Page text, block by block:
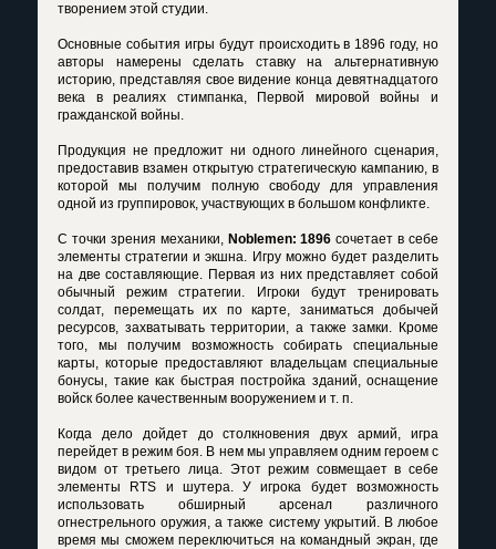
творением этой студии.
Основные события игры будут происходить в 1896 году, но
авторы намерены сделать ставку на альтернативную
историю, представляя свое видение конца девятнадцатого
века в реалиях стимпанка, Первой мировой войны и
гражданской войны.
Продукция не предложит ни одного линейного сценария,
предоставив взамен открытую стратегическую кампанию, в
которой мы получим полную свободу для управления
одной из группировок, участвующих в большом конфликте.
С точки зрения механики, Noblemen: 1896 сочетает в себе
элементы стратегии и экшна. Игру можно будет разделить
на две составляющие. Первая из них представляет собой
обычный режим стратегии. Игроки будут тренировать
солдат, перемещать их по карте, заниматься добычей
ресурсов, захватывать территории, а также замки. Кроме
того, мы получим возможность собирать специальные
карты, которые предоставляют владельцам специальные
бонусы, такие как быстрая постройка зданий, оснащение
войск более качественным вооружением и т. п.
Когда дело дойдет до столкновения двух армий, игра
перейдет в режим боя. В нем мы управляем одним героем с
видом от третьего лица. Этот режим совмещает в себе
элементы RTS и шутера. У игрока будет возможность
использовать обширный арсенал различного
огнестрельного оружия, а также систему укрытий. В любое
время мы сможем переключиться на командный экран, где